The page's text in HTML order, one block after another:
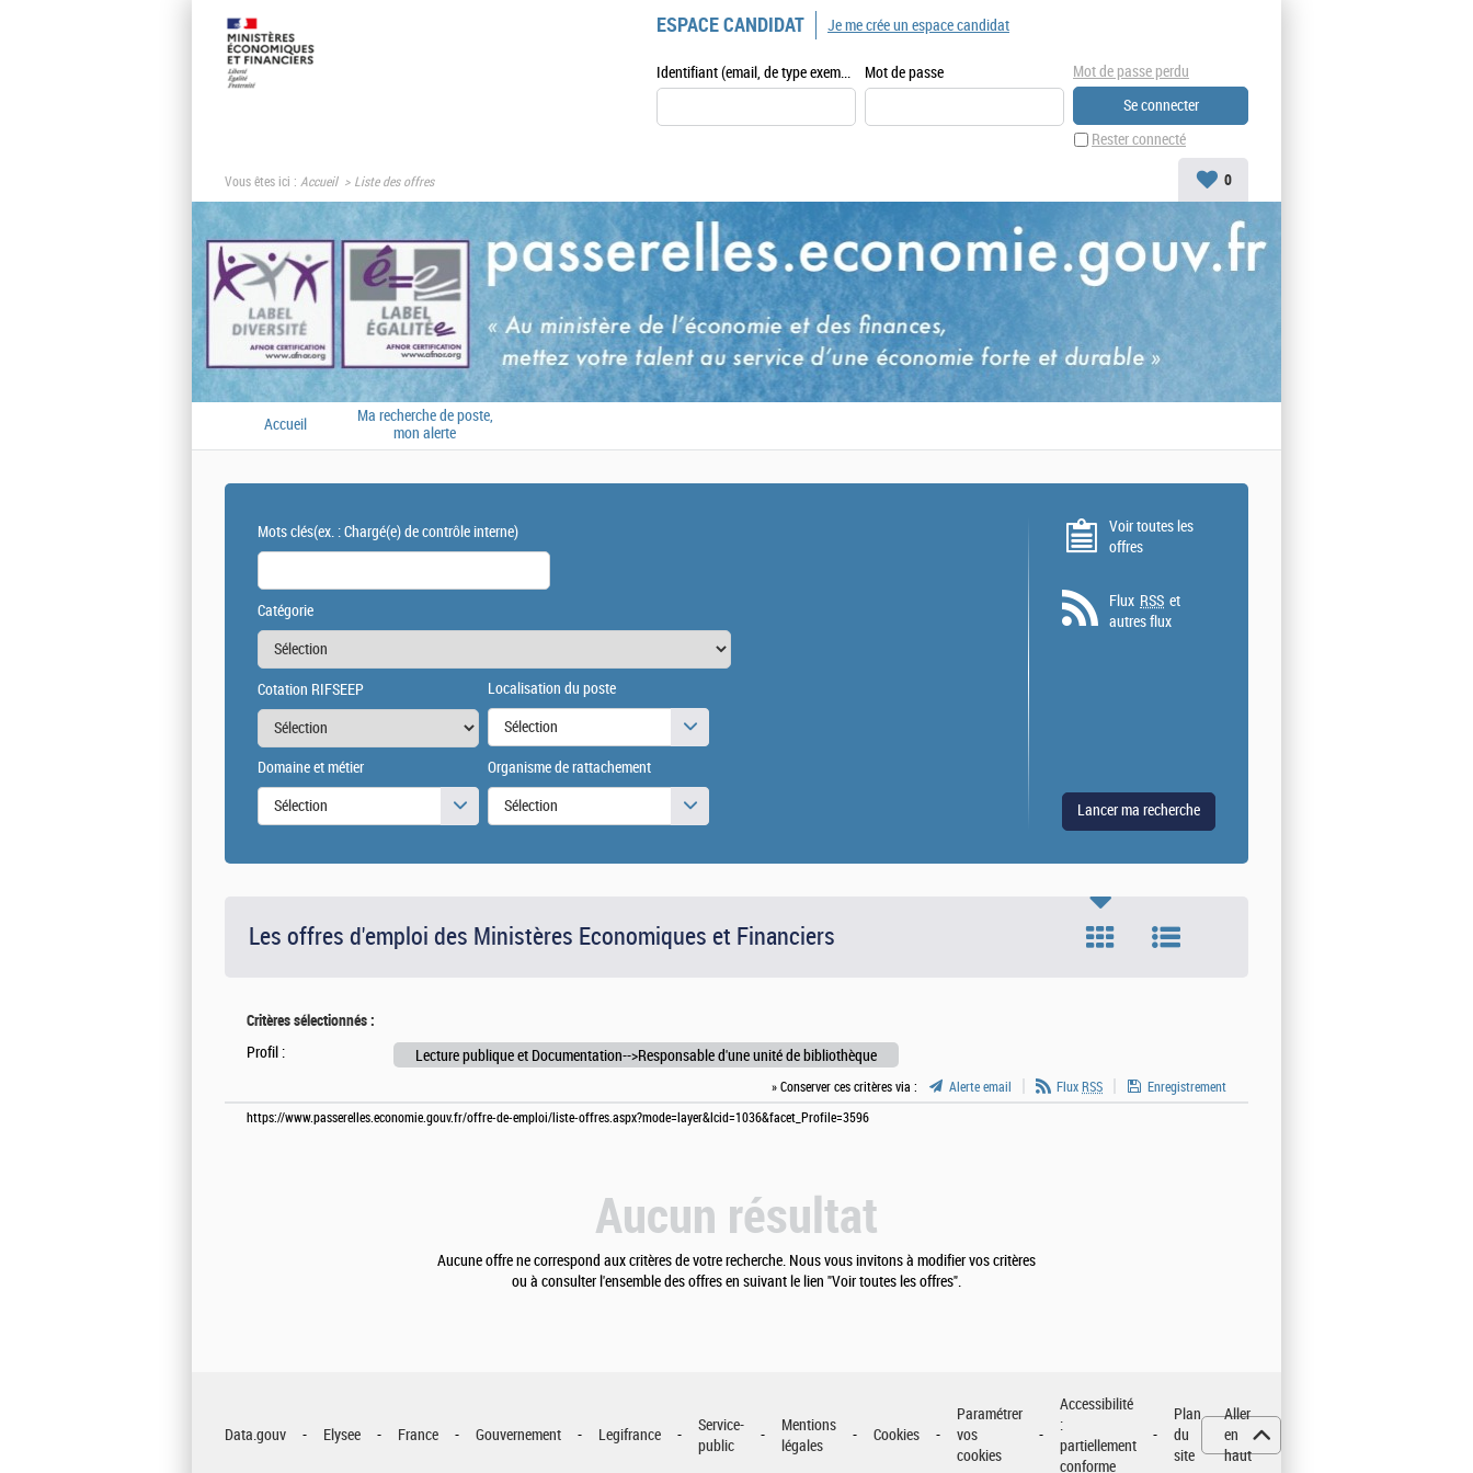
ESPACE CANDIDAT
Identifiant (email, de type exemple@exemple.fr) Mot de passe
Rester connecté
Mot de passe perdu
Je me crée un espace candidat
Vous êtes ici : Accueil Liste des offres 0
Accueil
Ma recherche de poste,
mon alerte
Mots clés(ex. : Chargé(e) de contrôle interne)
Catégorie
Cotation RIFSEEP Localisation du poste
Sélection
Domaine et métier
Sélection
Organisme de rattachement
Sélection
Voir toutes les
offres
Flux RSS et
autres flux
Les offres d'emploi des Ministères Economiques et Financiers
Critères sélectionnés :
Profil : Lecture publique et Documentation-->Responsable d'une unité de bibliothèque
» Conserver ces critères via : Alerte email Flux RSS
Enregistrement
https://www.passerelles.economie.gouv.fr/offre-de-emploi/liste-offres.aspx?mode=layer&lcid=1036&facet_Profile=3596
Aucun résultat
Aucune offre ne correspond aux critères de votre recherche. Nous vous invitons à modifier vos critères
ou à consulter l'ensemble des offres en suivant le lien "Voir toutes les offres".
Data.gouv Elysee France Gouvernement Legifrance
Service-
public
Mentions
légales
Cookies
Paramétrer
vos
cookies
Accessibilité
:
partiellement
conforme
Plan
du
site
Aller
en
haut